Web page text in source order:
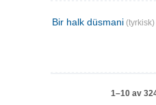
Bir halk düsmani (tyrkisk)
1–10 av